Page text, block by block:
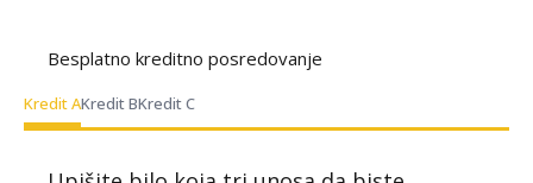
Besplatno kreditno posredovanje
Kredit AKredit BKredit C